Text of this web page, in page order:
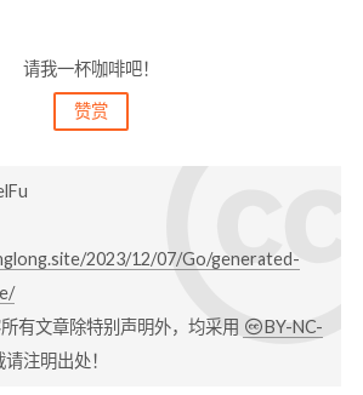
请我一杯咖啡吧！
赞赏
2023/12/07/Go/generated-
有文章除特别声明外，均采用
BY-NC-
注明出处！